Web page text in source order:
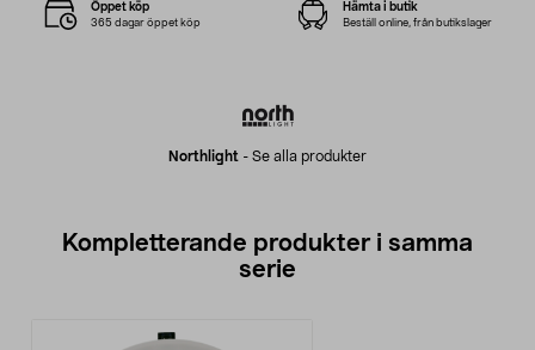
Northlight - Se alla produkter
Öppet köp
365 dagar öppet köp
Hämta i butik
Beställ online, från butikslager
Kompletterande produkter i samma
serie